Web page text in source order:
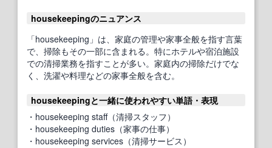
housekeepingのニュアンス
「housekeeping」は、家庭の管理や家事全般を指す言葉
で、掃除もその一部に含まれる。特にホテルや宿泊施設
での清掃業務を指すことが多い。家庭内の掃除だけでな
く、洗濯や料理などの家事全般を含む。
housekeepingと一緒に使われやすい単語・表現
・housekeeping staff（清掃スタッフ）
・housekeeping duties（家事の仕事）
・housekeeping services（清掃サービス）